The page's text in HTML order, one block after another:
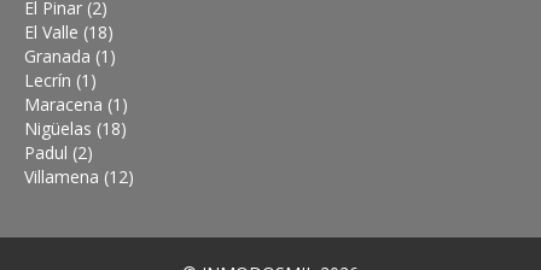
El Pinar (2)
El Valle (18)
Granada (1)
Lecrín (1)
Maracena (1)
Nigüelas (18)
Padul (2)
Villamena (12)